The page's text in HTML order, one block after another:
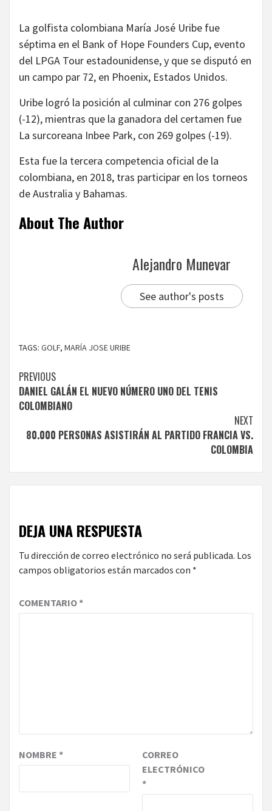
La golfista colombiana María José Uribe fue
séptima en el Bank of Hope Founders Cup, evento
del LPGA Tour estadounidense, y que se disputó en
un campo par 72, en Phoenix, Estados Unidos.
Uribe logró la posición al culminar con 276 golpes
(-12), mientras que la ganadora del certamen fue
La surcoreana Inbee Park, con 269 golpes (-19).
Esta fue la tercera competencia oficial de la
colombiana, en 2018, tras participar en los torneos
de Australia y Bahamas.
About The Author
Alejandro Munevar
See author's posts
TAGS: GOLF, MARÍA JOSE URIBE
Continue
Reading
PREVIOUS
DANIEL GALÁN EL NUEVO NÚMERO UNO DEL TENIS
COLOMBIANO
NEXT
80.000 PERSONAS ASISTIRÁN AL PARTIDO FRANCIA VS.
COLOMBIA
DEJA UNA RESPUESTA
Tu dirección de correo electrónico no será publicada. Los
campos obligatorios están marcados con *
COMENTARIO*
NOMBRE *
CORREO
ELECTRÓNICO
*